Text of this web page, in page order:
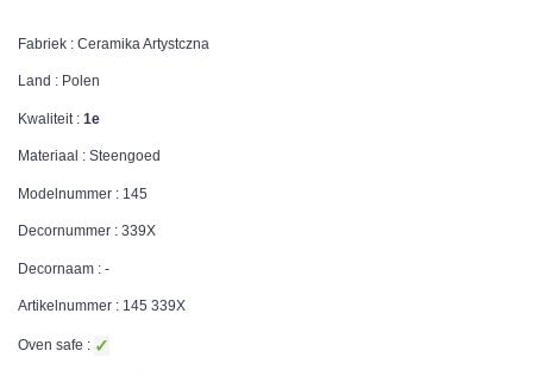
Fabriek : Ceramika Artystczna
Land : Polen
Kwaliteit : 1e
Materiaal : Steengoed
Modelnummer : 145
Decornummer : 339X
Decornaam : -
Artikelnummer : 145 339X
Oven safe : ✓